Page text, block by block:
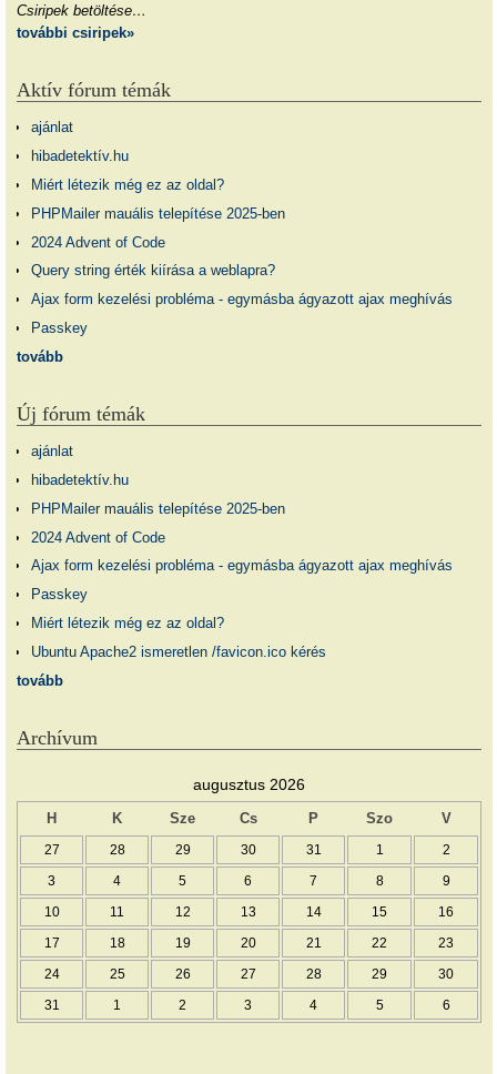
Csiripek betöltése…
további csiripek»
Aktív fórum témák
ajánlat
hibadetektív.hu
Miért létezik még ez az oldal?
PHPMailer mauális telepítése 2025-ben
2024 Advent of Code
Query string érték kiírása a weblapra?
Ajax form kezelési probléma - egymásba ágyazott ajax meghívás
Passkey
tovább
Új fórum témák
ajánlat
hibadetektív.hu
PHPMailer mauális telepítése 2025-ben
2024 Advent of Code
Ajax form kezelési probléma - egymásba ágyazott ajax meghívás
Passkey
Miért létezik még ez az oldal?
Ubuntu Apache2 ismeretlen /favicon.ico kérés
tovább
Archívum
augusztus 2026
H K Sze Cs P Szo V
27 28 29 30 31 1 2
3 4 5 6 7 8 9
10 11 12 13 14 15 16
17 18 19 20 21 22 23
24 25 26 27 28 29 30
31 1 2 3 4 5 6